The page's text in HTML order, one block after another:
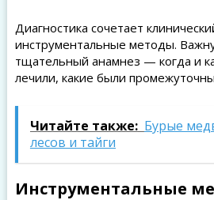
Диагностика сочетает
инструментальные методы.
тщательный анамнез — когда и
лечили, какие были
Читайте также: Бурые
лесов и тайги
Инструментальные